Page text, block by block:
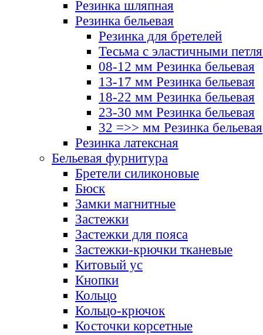
Резинка шляпная
Резинка бельевая
Резинка для бретелей
Тесьма с эластичными
08-12 мм Резинка бельевая
13-17 мм Резинка бельевая
18-22 мм Резинка бельевая
23-30 мм Резинка бельевая
32 =>> мм Резинка бельевая
Резинка латексная
Бельевая фурнитура
Бретели силиконовые
Бюск
Замки магнитные
Застежки
Застежки для пояса
Застежки-крючки тканевые
Китовый ус
Кнопки
Кольцо
Кольцо-крючок
Косточки корсетные